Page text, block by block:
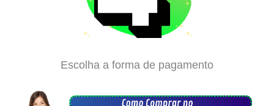
Escolha a forma de pagamento